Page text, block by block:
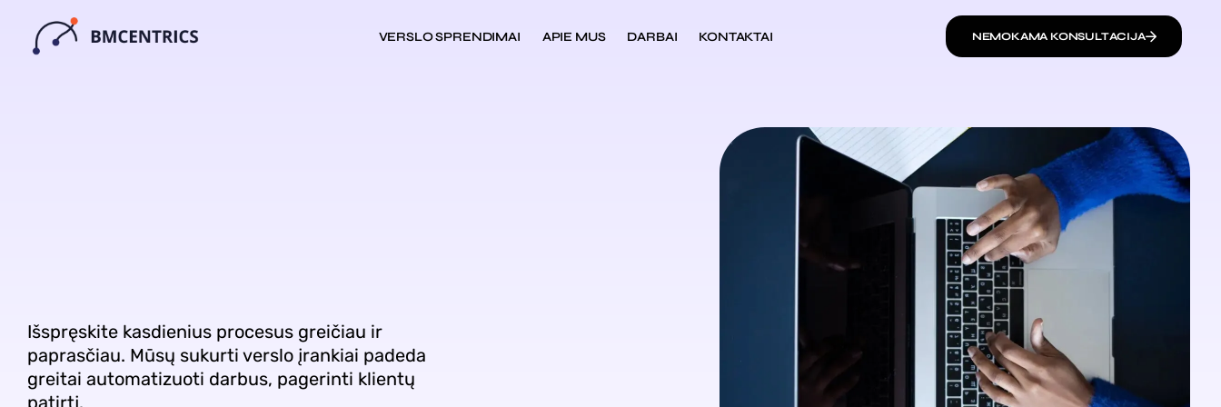
VERSLO SPRENDIMAI APIE MUS DARBAI KONTAKTAI NEMOKAMA KONSULTACIJA
Išspręskite kasdienius procesus greičiau ir
paprasčiau. Mūsų sukurti verslo įrankiai padeda
greitai automatizuoti darbus, pagerinti klientų
patirtį.